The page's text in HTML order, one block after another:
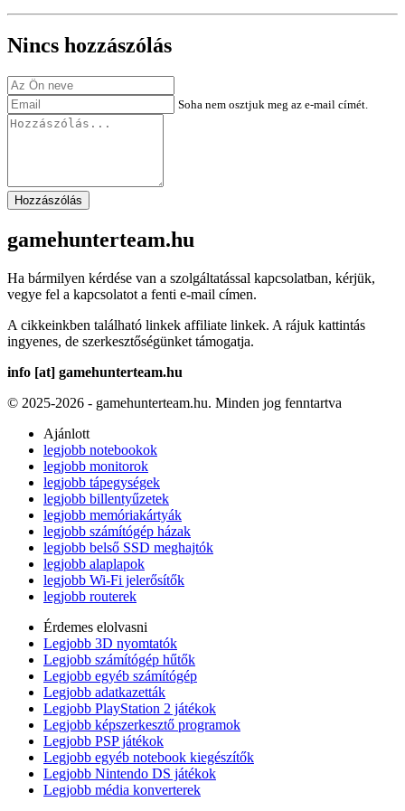
Nincs hozzászólás
Soha nem osztjuk meg az e-mail címét.
Hozzászólás
gamehunterteam.hu
Ha bármilyen kérdése van a szolgáltatással kapcsolatban, kérjük,
vegye fel a kapcsolatot a fenti e-mail címen.
A cikkeinkben található linkek affiliate linkek. A rájuk kattintás
ingyenes, de szerkesztőségünket támogatja.
info [at] gamehunterteam.hu
© 2025-2026 - gamehunterteam.hu. Minden jog fenntartva
Ajánlott
legjobb notebookok
legjobb monitorok
legjobb tápegységek
legjobb billentyűzetek
legjobb memóriakártyák
legjobb számítógép házak
legjobb belső SSD meghajtók
legjobb alaplapok
legjobb Wi-Fi jelerősítők
legjobb routerek
Érdemes elolvasni
Legjobb 3D nyomtatók
Legjobb számítógép hűtők
Legjobb egyéb számítógép
Legjobb adatkazetták
Legjobb PlayStation 2 játékok
Legjobb képszerkesztő programok
Legjobb PSP játékok
Legjobb egyéb notebook kiegészítők
Legjobb Nintendo DS játékok
Legjobb média konverterek